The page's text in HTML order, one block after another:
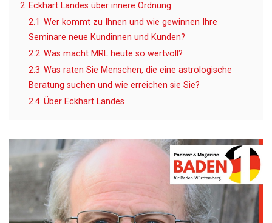
2 Eckhart Landes über innere Ordnung
2.1 Wer kommt zu Ihnen und wie gewinnen Ihre
Seminare neue Kundinnen und Kunden?
2.2 Was macht MRL heute so wertvoll?
2.3 Was raten Sie Menschen, die eine astrologische
Beratung suchen und wie erreichen sie Sie?
2.4 Über Eckhart Landes